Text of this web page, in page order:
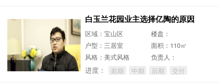
白玉兰花园业主选择亿陶的原因
区域：宝山区
楼盘：
户型：三居室
面积：110㎡
风格：美式风格
负责人：
进度： 前期 中期 后期 交付